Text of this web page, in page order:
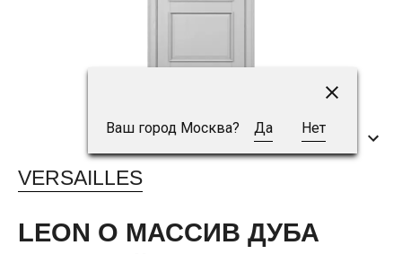
Ваш город Москва? Да Нет
VERSAILLES
LEON O МАССИВ ДУБА